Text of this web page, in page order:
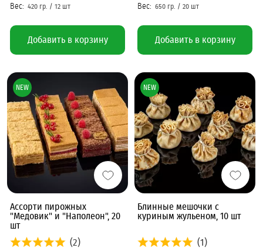
Добавить в корзину Добавить в корзину
Ассорти пирожных
"Медовик" и "Наполеон", 20
шт
(2)
NEW
Блинные мешочки с
куриным жульеном, 10 шт
(1)
NEW